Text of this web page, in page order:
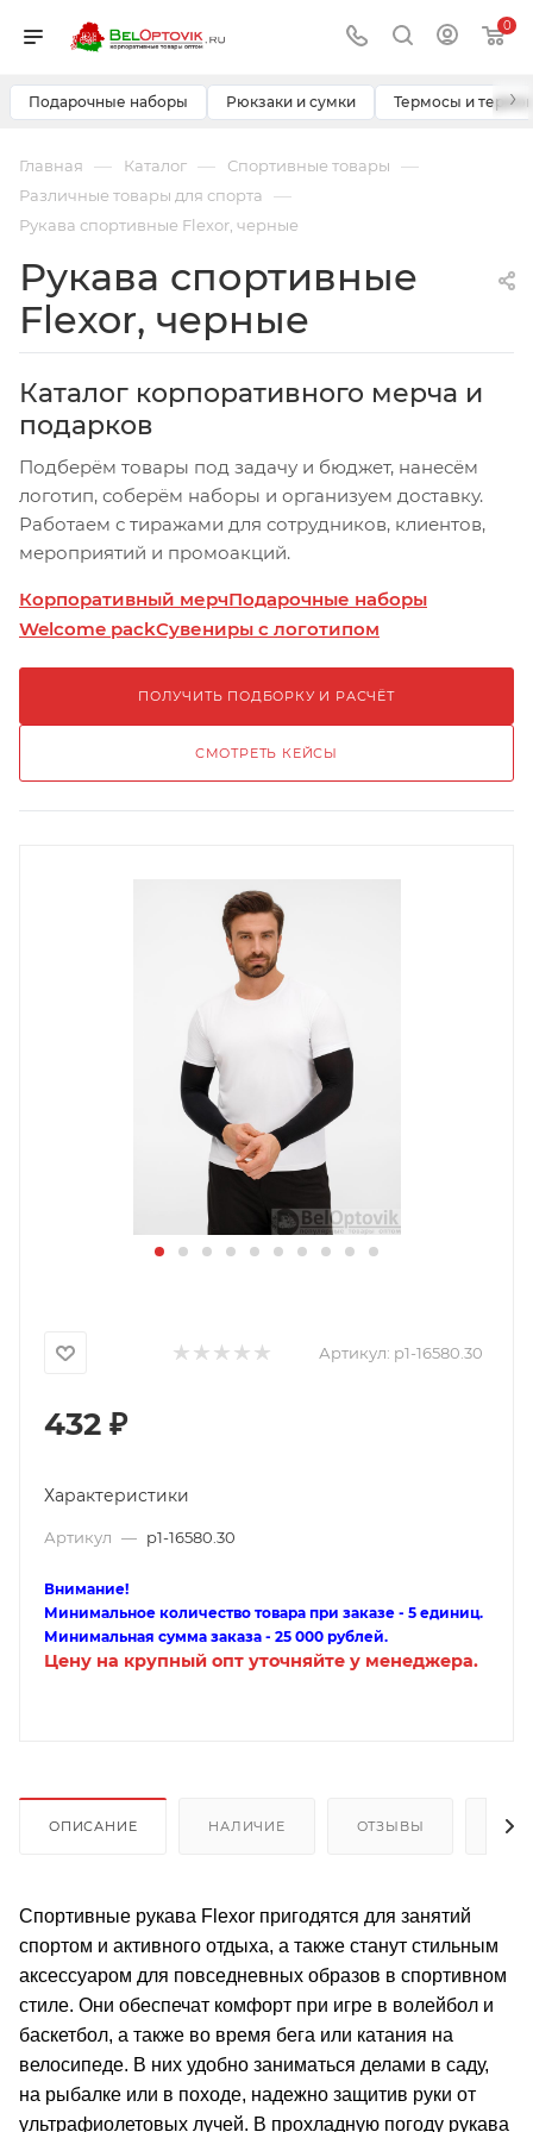
0
Подарочные наборы Рюкзаки и сумки Термосы и ›
Главная — Каталог — Спортивные товары —
Различные товары для спорта —
Рукава спортивные Flexor, черные
Рукава спортивные
Flexor, черные
Каталог корпоративного мерча и
подарков
Подберём товары под задачу и бюджет, нанесём
логотип, соберём наборы и организуем доставку.
Работаем с тиражами для сотрудников, клиентов,
мероприятий и промоакций.
Корпоративный мерчПодарочные наборы
Welcome packСувениры с логотипом
ПОЛУЧИТЬ ПОДБОРКУ И РАСЧЁТ
СМОТРЕТЬ КЕЙСЫ
Артикул: p1-16580.30
432 ₽
Характеристики
Артикул — p1-16580.30
Внимание!
Минимальное количество товара при заказе - 5 единиц.
Минимальная сумма заказа - 25 000 рублей.
Цену на крупный опт уточняйте у менеджера.
ОПИСАНИЕ НАЛИЧИЕ ОТЗЫВЫ
Спортивные рукава Flexor пригодятся для занятий
спортом и активного отдыха, а также станут стильным
аксессуаром для повседневных образов в спортивном
стиле. Они обеспечат комфорт при игре в волейбол и
баскетбол, а также во время бега или катания на
велосипеде. В них удобно заниматься делами в саду,
на рыбалке или в походе, надежно защитив руки от
ультрафиолетовых лучей. В прохладную погоду рукава